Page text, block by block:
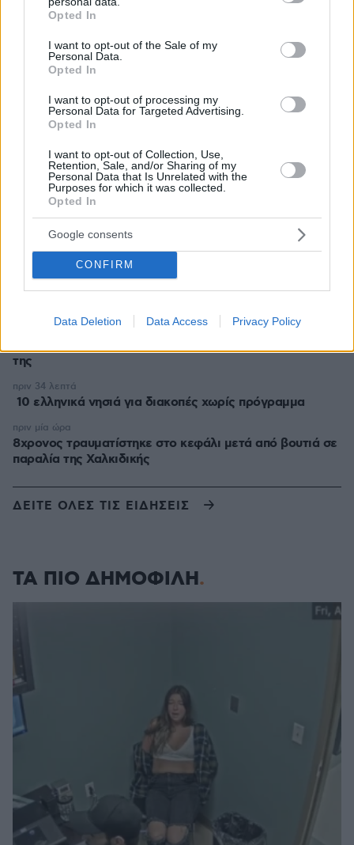
grant or deny consent to Google and its third-party tags to
use your data for below specified purposes in below Google
consent section.
Opted In
I want to opt-out of the Sale of my
Personal Data.
Opted In
I want to opt-out of processing my
Personal Data for Targeted Advertising.
Opted In
I want to opt-out of Collection, Use,
Retention, Sale, and/or Sharing of my
Personal Data that Is Unrelated with the
Purposes for which it was collected.
Opted In
Google consents
CONFIRM
Data Deletion Data Access Privacy Policy
Καρκίνος Παχέος Εντέρου: Η «ένοχη» διατροφή που
προστατεύουν
μετά από ουκρανική επίθεση με drones
πριν 20 λεπτά
ίσως δεν γνωρίζατε για αυτά τα υπέροχα πλάσματα
πριν 20 λεπτά
Oil Pulling: To viral trend του Tik-Tok που υπόσχεται πιο
λευκά δόντια με ένα μόνο συστατικό
πριν 20 λεπτά
Από τη Μόρια στον γάμο, τη ΜΚΟ και την κατηγορία για
φόνο: Η σκοτεινή διαδρομή του 26χρονου Αφγανού που
σκότωσε τη Βρετανίδα στην Κυψέλη
πριν 32 λεπτά
Η 13χρονη Νορθ Γουέστ ραπάρει για «προδοσία» και
της
10 ελληνικά νησιά για διακοπές χωρίς πρόγραμμα
πριν 34 λεπτά
8χρονος τραυματίστηκε στο κεφάλι μετά από βουτιά σε
παραλία της Χαλκιδικής
πριν μία ώρα
ΔΕΙΤΕ ΟΛΕΣ ΤΙΣ ΕΙΔΗΣΕΙΣ
ΤΑ ΠΙΟ ΔΗΜΟΦΙΛΗ